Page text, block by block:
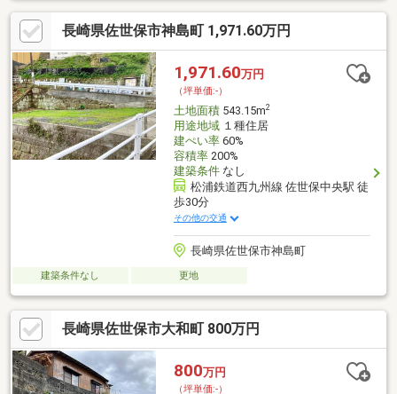
わせ専用フリーダイヤル 【0120-104-259】
長崎県佐世保市神島町 1,971.60万円
1,971.60万円
（坪単価:-）
土地面積543.15m2
用途地域１種住居
建ぺい率60%
容積率200%
建築条件なし
松浦鉄道西九州線 佐世保中央駅 徒
歩30分
その他の交通
長崎県佐世保市神島町
建築条件なし 更地
長崎県佐世保市大和町 800万円
800万円
（坪単価:-）